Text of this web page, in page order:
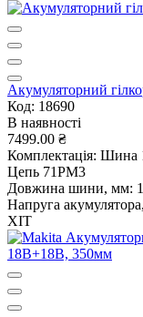
Акумуляторний
Код: 18690
В наявності
7499.00 ₴
Комплектація: Шина
Цепь 71PM3
Довжина шини, мм:
Напруга
ХІТ